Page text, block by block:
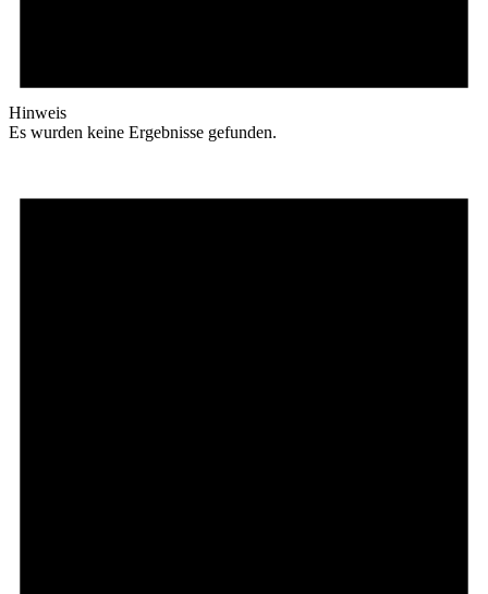
Hinweis
Es wurden keine Ergebnisse gefunden.